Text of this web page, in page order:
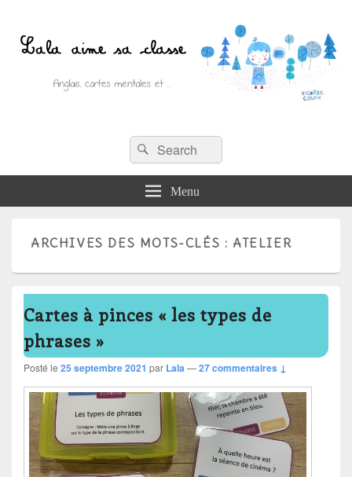
Lala aime sa classe
Anglais, cartes mentales et ….Recherche :
Rechercher
Menu
ARCHIVES DES MOTS-CLÉS : ATELIER
Cartes à pinces « les types de
phrases »
Posté le 25 septembre 2021 par Lala—27 commentaires ↓